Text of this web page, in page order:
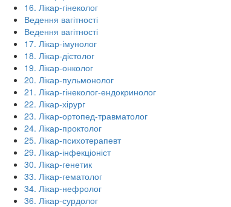
16. Лікар-гінеколог
Ведення вагітності
Ведення вагітності
17. Лікар-імунолог
18. Лікар-дієтолог
19. Лікар-онколог
20. Лікар-пульмонолог
21. Лікар-гінеколог-ендокринолог
22. Лікар-хірург
23. Лікар-ортопед-травматолог
24. Лікар-проктолог
25. Лікар-психотерапевт
29. Лікар-інфекціоніст
30. Лікар-генетик
33. Лікар-гематолог
34. Лікар-нефролог
36. Лікар-сурдолог